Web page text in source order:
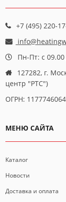
+7 (495) 220-
Пн-Пт: с
127282, г.
центр "РТС")
ОГРН:
МЕНЮ САЙТА
Каталог
Новости
Доставка и оплата